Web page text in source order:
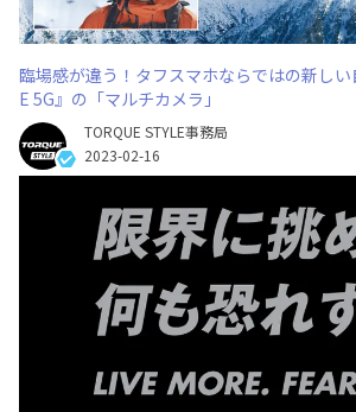
臨場感が違う！タフスマホならではの新し
E 5G』の「マルチカメラ」
TORQUE STYLE事務局
2023-02-16